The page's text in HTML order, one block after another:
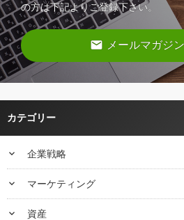
の方は下記よりご登録下さい。
email メールマガジ
カテゴリー
keyboard_arrow_down 企業戦略
keyboard_arrow_down マーケティング
keyboard_arrow_down 資産